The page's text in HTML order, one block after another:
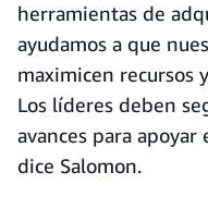
herramientas de
ayudamos a que
maximicen recursos
Los líderes deben
avances para
dice Salomon.